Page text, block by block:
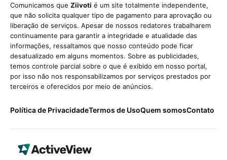
Comunicamos que Ziivoti é um site totalmente independente,
que não solicita qualquer tipo de pagamento para aprovação ou
liberação de serviços. Apesar de nossos redatores trabalharem
continuamente para garantir a integridade e atualidade das
informações, ressaltamos que nosso conteúdo pode ficar
desatualizado em alguns momentos. Sobre as publicidades,
temos controle parcial sobre o que é exibido em nosso portal,
por isso não nos responsabilizamos por serviços prestados por
terceiros e oferecidos por meio de anúncios.
Política de PrivacidadeTermos de UsoQuem somosContato